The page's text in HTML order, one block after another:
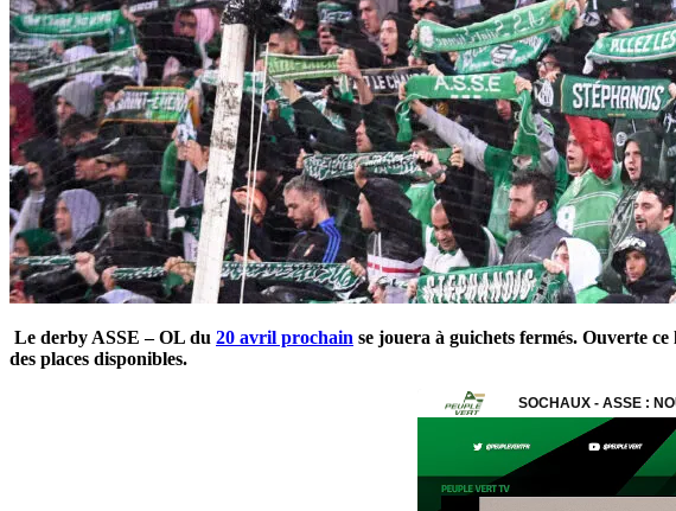
Le derby ASSE – OL du 20 avril prochain se jouera à guichets fermés. Ouverte
des places disponibles.